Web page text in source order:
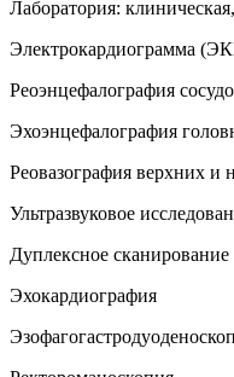
Лаборатория:
Электрокардиограмма
Реоэнцефалография
Эхоэнцефалография
Реовазография верхних
Ультразвуковое
Дуплексное сканирование
Эхокардиография